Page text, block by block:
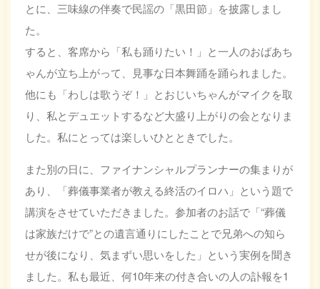
とに、三味線の伴奏で民謡の「黒田節」を披露しまし
た。
すると、客席から「私も踊りたい！」と一人のおばあち
ゃんが立ち上がって、見事な日本舞踊を踊られました。
他にも「わしは歌うぞ！」とおじいちゃんがマイクを取
り、私とデュエットするなど大盛り上がりの会となりま
した。私にとっては楽しいひとときでした。
また別の日に、ファイナンシャルプランナーの集まりが
あり、「葬儀事業者が教える終活のイロハ」という題で
講演をさせていただきました。参加者のお話で「“葬儀
は家族だけで”との遺言通りにしたことで兄弟への知ら
せが後になり、気まずい思いをした」という実例を聞き
ました。私も最近、何10年来の付き合いの人の訃報を1